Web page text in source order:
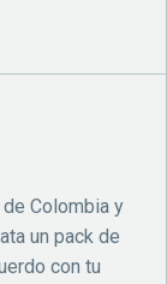
Colombia y
un pack de
con tu